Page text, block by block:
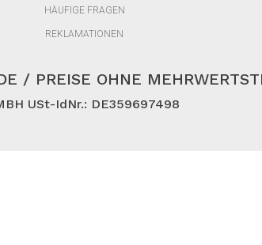
HÄUFIGE FRAGEN
REKLAMATIONEN
/ PREISE OHNE
USt-IdNr.: DE359697498